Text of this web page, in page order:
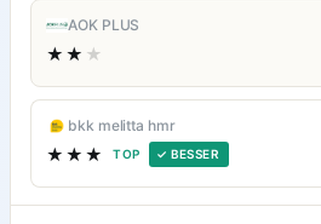
AOK PLUS
★★ ★
bkk melitta hmr
★★★ TOP ✓ BESSER